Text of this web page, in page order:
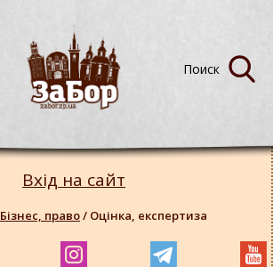
Вхід на сайт
Бізнес, право/ Оцінка, експертиза